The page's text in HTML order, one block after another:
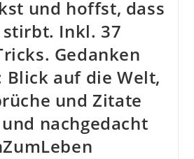
und hoffst, dass
Inkl. 37
Gedanken
Blick auf die Welt,
und Zitate
nachgedacht